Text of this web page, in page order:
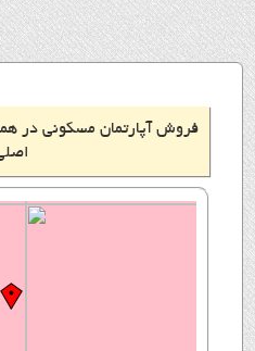
فروش آپارتمان مسکونی در